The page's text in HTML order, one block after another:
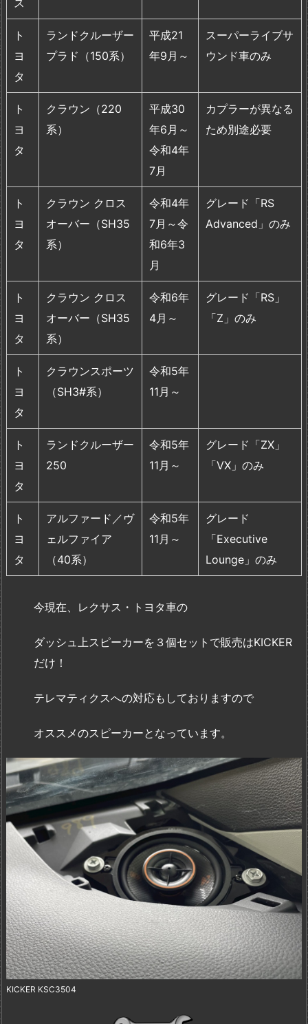
ス
ト
ヨ
タ
ランドクルーザー
プラド（150系）
平成21
年9月～
スーパーライブサ
ウンド車のみ
ト
ヨ
タ
クラウン（220
系）
平成30
年6月～
令和4年
7月
カプラーが異なる
ため別途必要
ト
ヨ
タ
クラウン クロス
オーバー（SH35
系）
令和4年
7月～令
和6年3
月
グレード「RS
Advanced」のみ
ト
ヨ
タ
クラウン クロス
オーバー（SH35
系）
令和6年
4月～
グレード「RS」
「Z」のみ
ト
ヨ
タ
クラウンスポーツ
（SH3#系）
令和5年
11月～
ト
ヨ
タ
ランドクルーザー
250
令和5年
11月～
グレード「ZX」
「VX」のみ
ト
ヨ
タ
アルファード／ヴ
ェルファイア
（40系）
令和5年
11月～
グレード
「Executive
Lounge」のみ
今現在、レクサス・トヨタ車の
ダッシュ上スピーカーを３個セットで販売はKICKER
だけ！
テレマティクスへの対応もしておりますので
オススメのスピーカーとなっています。
KICKER KSC3504